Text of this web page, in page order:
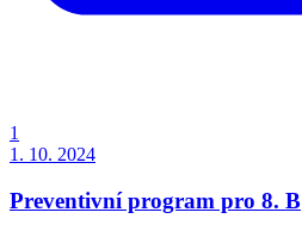
1
1. 10. 2024
Preventivní program pro 8. B